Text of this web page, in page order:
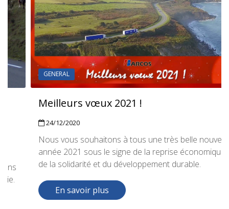
GENERAL
Meilleurs vœux 2021 !
24/12/2020
Nous vous souhaitons à tous une très belle nouvelle
année 2021 sous le signe de la reprise économique,
de la solidarité et du développement durable.
En savoir plus